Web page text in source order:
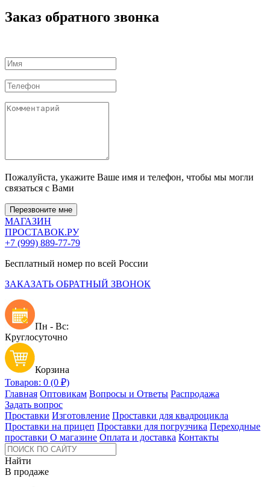
Заказ обратного звонка
Пожалуйста, укажите Ваше имя и телефон, чтобы мы могли
связаться с Вами
Перезвоните мне
МАГАЗИН
ПРОСТАВОК.РУ
+7 (999) 889-77-79
Бесплатный номер по всей России
ЗАКАЗАТЬ ОБРАТНЫЙ ЗВОНОК
Пн - Вс:
Круглосуточно
Корзина
Товаров: 0 (0 ₽)
Главная Оптовикам Вопросы и Ответы Распродажа
Задать вопрос
Проставки Изготовление Проставки для квадроцикла
Проставки на прицеп Проставки для погрузчика Переходные
проставки О магазине Оплата и доставка Контакты
Найти
В продаже